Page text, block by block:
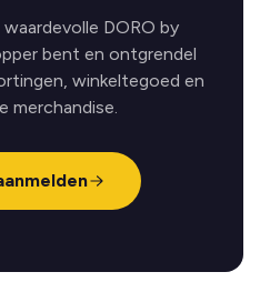
DORO by
bent en ontgrendel
winkeltegoed en
merchandise.